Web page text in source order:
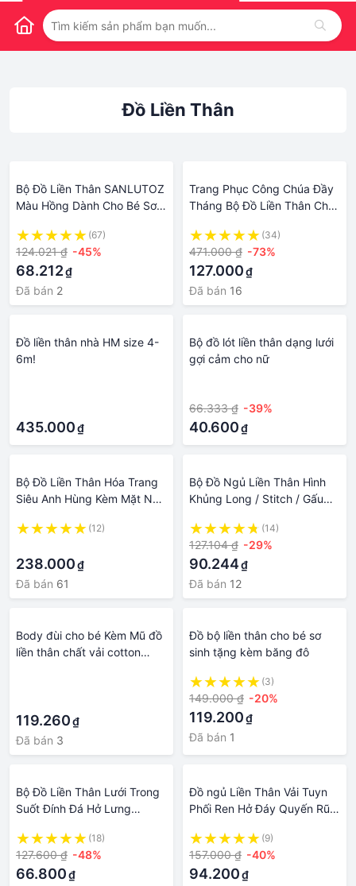
Đồ Liền Thân
Bộ Đồ Liền Thân SANLUTOZ
Màu Hồng Dành Cho Bé Sơ
(67)
124.021 ₫ -45%
68.212₫
Đã bán 2
Trang Phục Công Chúa Đầy
Tháng Bộ Đồ Liền Thân Cho
Áo Liền Quần Cho Trẻ Sơ
Sinh Bộ Đồ Bò Cotton Kiểu
Tây Cho Trẻ Sơ Sinh 0-1 Tuổi
(34)
471.000 ₫ -73%
127.000₫
Đã bán 16
Đồ liền thân nhà HM size 4-
6m!
435.000₫
Bộ đồ lót liền thân dạng lưới
gợi cảm cho nữ
66.333 ₫ -39%
40.600₫
Bộ Đồ Liền Thân Hóa Trang
Siêu Anh Hùng Kèm Mặt Nạ
Robot Bumblebee cho các
halloween, sinh nhật
(12)
238.000₫
Đã bán 61
Bộ Đồ Ngủ Liền Thân Hình
Khủng Long / Stitch / Gấu
Cho
(14)
127.104 ₫ -29%
90.244₫
Đã bán 12
Body đùi cho bé Kèm Mũ đồ
liền thân chất vải cotton
119.260₫
Đã bán 3
Đồ bộ liền thân cho bé sơ
sinh tặng kèm băng đô
(3)
149.000 ₫ -20%
119.200₫
Đã bán 1
Bộ Đồ Liền Thân Lưới Trong
Suốt Đính Đá Hở Lưng
(18)
127.600 ₫ -48%
66.800₫
Đồ ngủ Liền Thân Vải Tuyn
Phối Ren Hở Đáy Quyến Rũ
(9)
157.000 ₫ -40%
94.200₫